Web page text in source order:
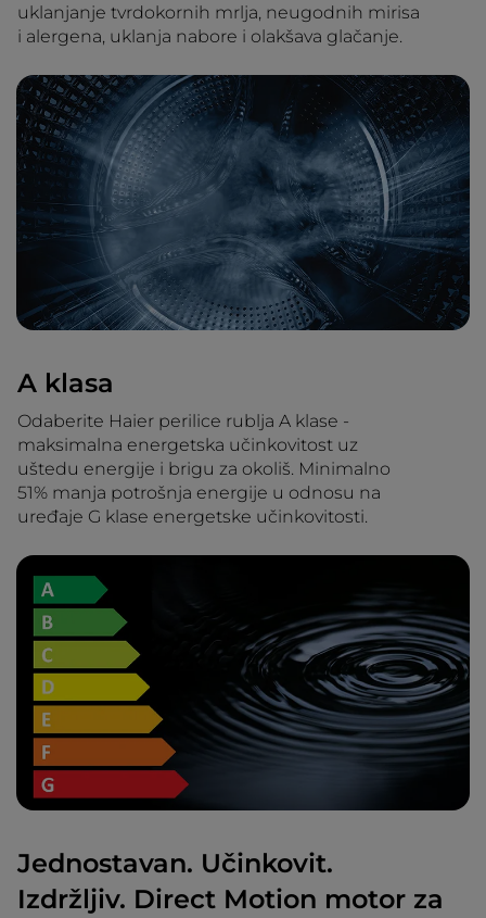
uklanjanje tvrdokornih mrlja, neugodnih mirisa
i alergena, uklanja nabore i olakšava glačanje.
A klasa
Odaberite Haier perilice rublja A klase -
maksimalna energetska učinkovitost uz
uštedu energije i brigu za okoliš. Minimalno
51% manja potrošnja energije u odnosu na
uređaje G klase energetske učinkovitosti.
Jednostavan. Učinkovit.
Izdržljiv. Direct Motion motor za